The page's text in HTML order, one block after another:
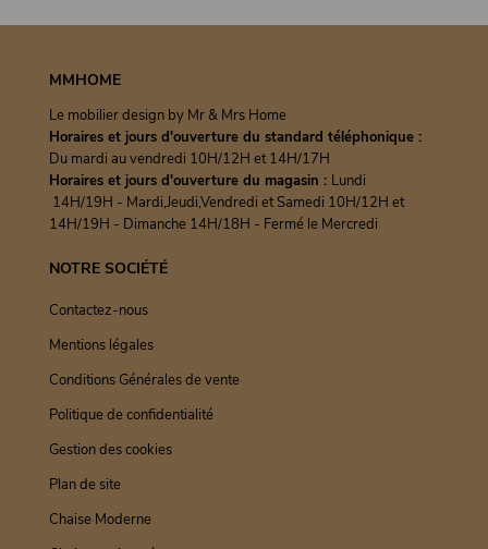
MMHOME
Le mobilier design by Mr & Mrs Home
Horaires et jours d'ouverture du standard téléphonique :
Du mardi au vendredi 10H/12H et 14H/17H
Horaires et jours d'ouverture du magasin : Lundi
14H/19H - Mardi,Jeudi,Vendredi et Samedi 10H/12H et
14H/19H - Dimanche 14H/18H - Fermé le Mercredi
NOTRE SOCIÉTÉ
Contactez-nous
Mentions légales
Conditions Générales de vente
Politique de confidentialité
Gestion des cookies
Plan de site
Chaise Moderne